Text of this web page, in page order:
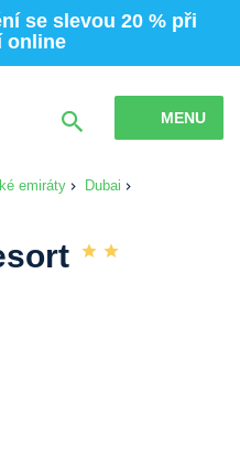
se slevou 20 % při
online
MENU
emiráty
Dubai